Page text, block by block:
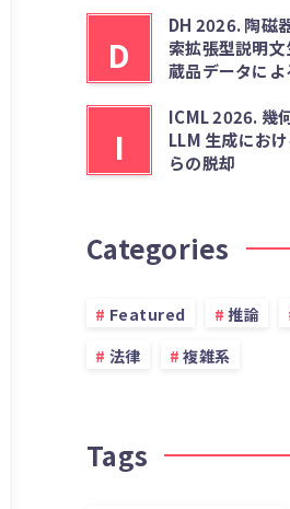
D
DH 2026. 陶磁
索拡張型説明
蔵品データに
I
ICML 2026. 幾
LLM 生成にお
らの脱却
Categories
Featured 推論
法律
複雑系
Tags